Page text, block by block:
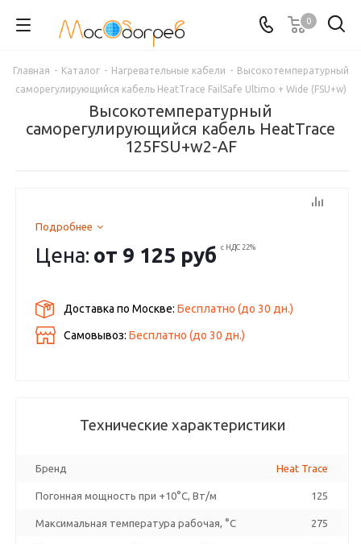
0
Главная - Каталог - Нагревательные кабели - Высокотемпературный
саморегулирующийся кабель HeatTrace FailSafe Ultimo + Wide (FSU+w)
Высокотемпературный
саморегулирующийся кабель HeatTrace
125FSU+w2-AF
Подробнее
Цена: от 9 125 руб с НДС 22%
Доставка по Москве:Бесплатно (до30 дн.)
Самовывоз:Бесплатно (до30 дн.)
Технические характеристики
Бренд Heat Trace
Погонная мощность при +10°С, Вт/м 125
Максимальная температура рабочая, °C 275